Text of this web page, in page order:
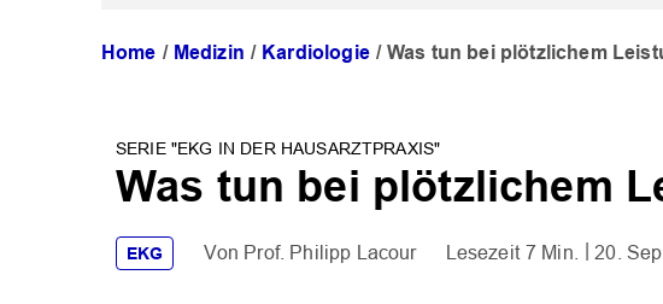
Home Medizin Kardiologie Was tun bei plötzlichem
SERIE "EKG IN DER HAUSARZTPRAXIS"
Was tun bei plötzlichem
EKG Prof. Philipp Lacour 7 Min. 20.